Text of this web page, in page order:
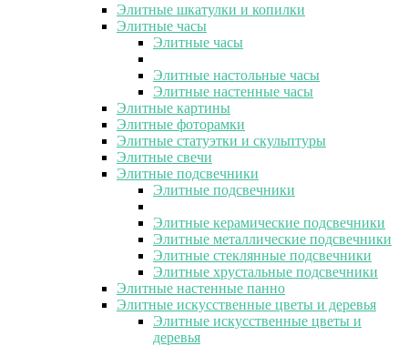
Элитные шкатулки и копилки
Элитные часы
Элитные часы
Элитные настольные часы
Элитные настенные часы
Элитные картины
Элитные фоторамки
Элитные статуэтки и скульптуры
Элитные свечи
Элитные подсвечники
Элитные подсвечники
Элитные керамические подсвечники
Элитные металлические подсвечники
Элитные стеклянные подсвечники
Элитные хрустальные подсвечники
Элитные настенные панно
Элитные искусственные цветы и деревья
Элитные искусственные цветы и
деревья